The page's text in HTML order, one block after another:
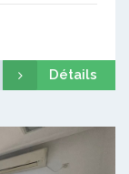
Détails